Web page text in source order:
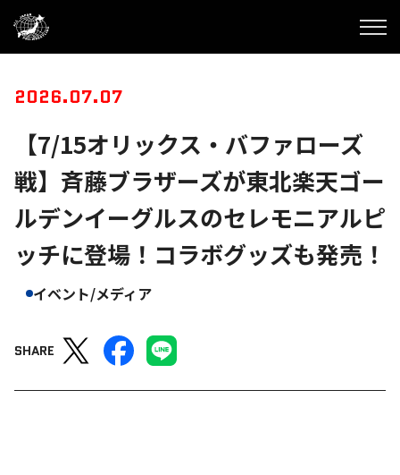
2026.07.07
【7/15オリックス・バファローズ
戦】斉藤ブラザーズが東北楽天ゴー
ルデンイーグルスのセレモニアルピ
ッチに登場！コラボグッズも発売！
イベント/メディア
SHARE